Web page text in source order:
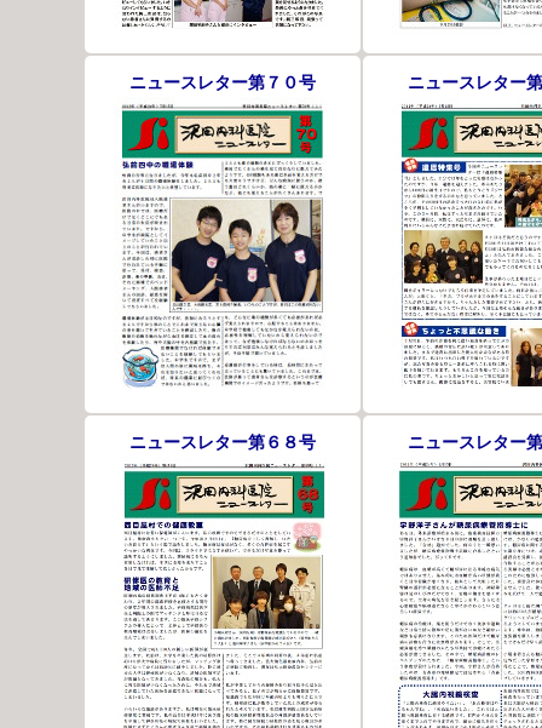
ニュースレター第７０号 ニュースレター
ニュースレター第６８号 ニュースレター